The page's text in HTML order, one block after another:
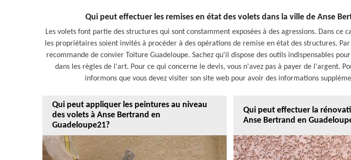
Qui peut effectuer les remises en état des volets dans la ville de Anse
Les volets font partie des structures qui sont constamment exposées à des agressions. Dans ce
les propriétaires soient invités à procéder à des opérations de remise en état des structures.
recommande de convier Toiture Guadeloupe. Sachez qu'il dispose des outils indispensables
dans les règles de l'art. Pour ce qui concerne le devis, vous n'avez pas à payer de l'argent.
informons que vous devez visiter son site web pour avoir des informations
Qui peut appliquer les peintures au niveau
des volets à Anse Bertrand en
Guadeloupe21?
Qui peut effectuer la
Anse Bertrand en